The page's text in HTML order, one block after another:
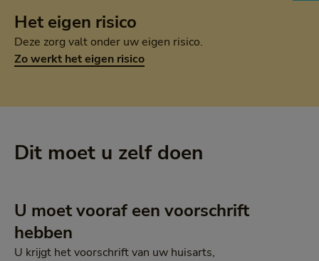
Het eigen risico
Deze zorg valt onder uw eigen risico.
Zo werkt het eigen risico
Dit moet u zelf doen
U moet vooraf een voorschrift
hebben
U krijgt het voorschrift van uw huisarts,